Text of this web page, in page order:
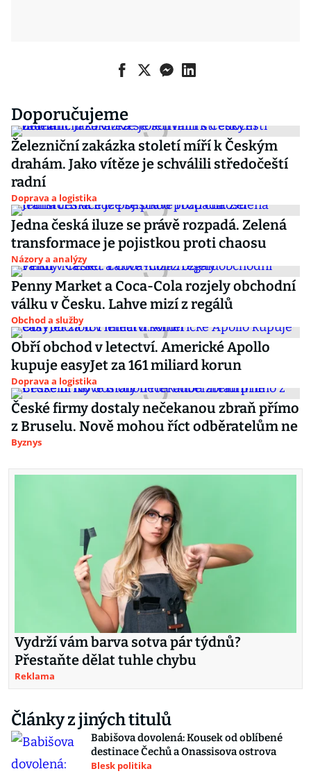
Doporučujeme
Železniční zakázka století míří k Českým
drahám. Jako vítěze je schválili středočeští
radní
Doprava a logistika
Jedna česká iluze se právě rozpadá. Zelená
transformace je pojistkou proti chaosu
Názory a analýzy
Penny Market a Coca-Cola rozjely obchodní
válku v Česku. Lahve mizí z regálů
Obchod a služby
Obří obchod v letectví. Americké Apollo
kupuje easyJet za 161 miliard korun
Doprava a logistika
České firmy dostaly nečekanou zbraň přímo
z Bruselu. Nově mohou říct odběratelům ne
Byznys
Vydrží vám barva sotva pár týdnů?
Přestaňte dělat tuhle chybu
Reklama
Články z jiných titulů
Babišova dovolená: Kousek od oblíbené
destinace Čechů a Onassisova ostrova
Blesk politika